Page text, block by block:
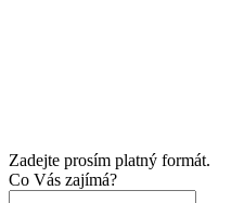
Zadejte prosím platný formát.
Co Vás zajímá?